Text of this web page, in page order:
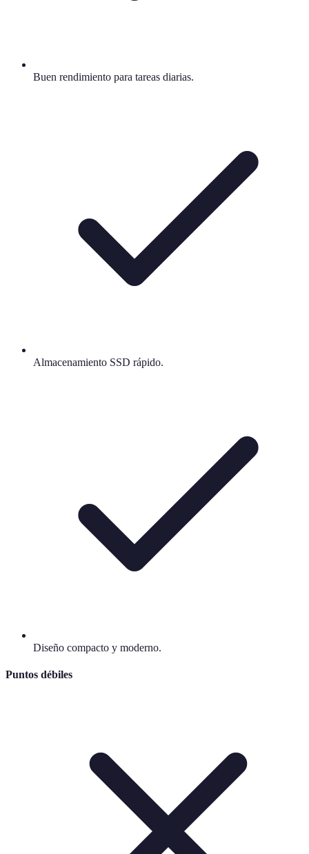
Buen rendimiento para tareas diarias.
Almacenamiento SSD rápido.
Diseño compacto y moderno.
Puntos débiles